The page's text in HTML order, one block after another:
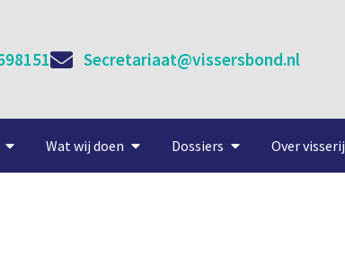
Secretariaat@vissersbond.nl
Wat wij doen Dossiers Over visserij